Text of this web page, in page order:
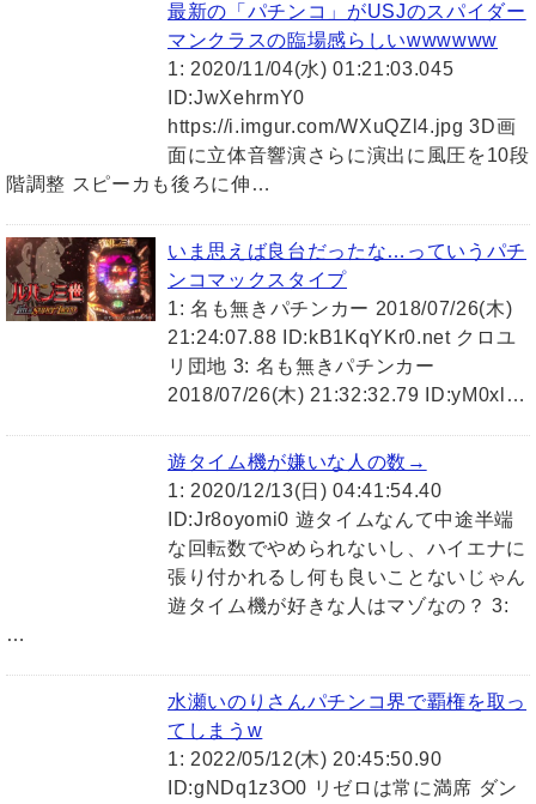
最新の「パチンコ」がUSJのスパイダー
マンクラスの臨場感らしいwwwwww
1: 2020/11/04(水) 01:21:03.045
ID:JwXehrmY0
https://i.imgur.com/WXuQZl4.jpg 3D画
面に立体音響演さらに演出に風圧を10段
階調整 スピーカも後ろに伸…
いま思えば良台だったな…っていうパチ
ンコマックスタイプ
1: 名も無きパチンカー 2018/07/26(木)
21:24:07.88 ID:kB1KqYKr0.net クロユ
リ団地 3: 名も無きパチンカー
2018/07/26(木) 21:32:32.79 ID:yM0xl…
遊タイム機が嫌いな人の数→
1: 2020/12/13(日) 04:41:54.40
ID:Jr8oyomi0 遊タイムなんて中途半端
な回転数でやめられないし、ハイエナに
張り付かれるし何も良いことないじゃん
遊タイム機が好きな人はマゾなの？ 3:
…
水瀬いのりさんパチンコ界で覇権を取っ
てしまうw
1: 2022/05/12(木) 20:45:50.90
ID:gNDq1z3O0 リゼロは常に満席 ダン